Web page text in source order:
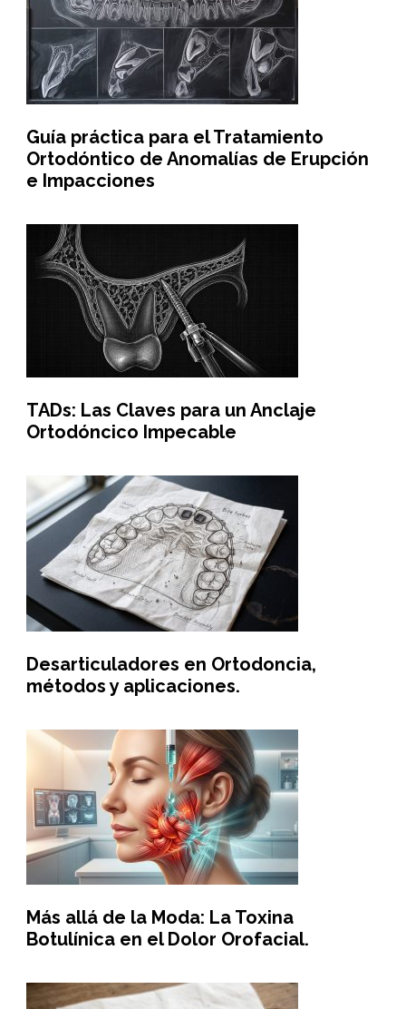
Guía práctica para el Tratamiento
Ortodóntico de Anomalías de Erupción
e Impacciones
TADs: Las Claves para un Anclaje
Ortodóncico Impecable
Desarticuladores en Ortodoncia,
métodos y aplicaciones.
Más allá de la Moda: La Toxina
Botulínica en el Dolor Orofacial.